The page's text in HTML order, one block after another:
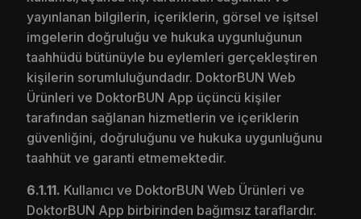
yayınlanan bilgilerin, içeriklerin, görsel ve işitsel
imgelerin doğruluğu ve hukuka uygunluğunun
taahhüdü bütünüyle bu eylemleri gerçekleştiren
kişilerin sorumluluğundadır. DoktorBUN Web
Ürünleri ve DoktorBUN App üçüncü kişiler
tarafından sağlanan hizmetlerin ve içeriklerin
güvenliğini, doğruluğunu ve hukuka uygunluğunu
taahhüt ve garanti etmemektedir.
6.1.11. Kullanıcı ve DoktorBUN Web Ürünleri ve
DoktorBUN App birbirinden bağımsız taraflardır.